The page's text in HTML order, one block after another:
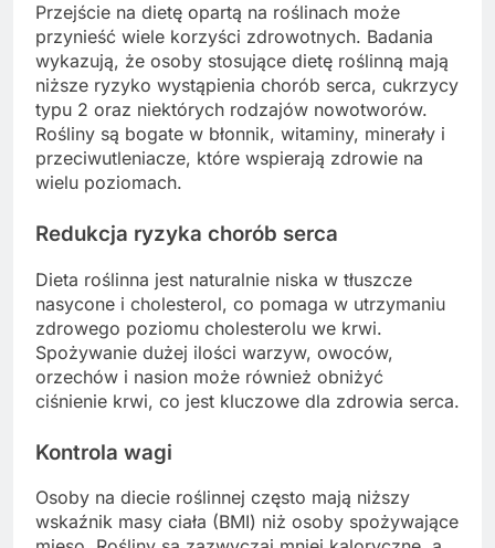
Przejście na dietę opartą na roślinach może
przynieść wiele korzyści zdrowotnych. Badania
wykazują, że osoby stosujące dietę roślinną mają
niższe ryzyko wystąpienia chorób serca, cukrzycy
typu 2 oraz niektórych rodzajów nowotworów.
Rośliny są bogate w błonnik, witaminy, minerały i
przeciwutleniacze, które wspierają zdrowie na
wielu poziomach.
Redukcja ryzyka chorób serca
Dieta roślinna jest naturalnie niska w tłuszcze
nasycone i cholesterol, co pomaga w utrzymaniu
zdrowego poziomu cholesterolu we krwi.
Spożywanie dużej ilości warzyw, owoców,
orzechów i nasion może również obniżyć
ciśnienie krwi, co jest kluczowe dla zdrowia serca.
Kontrola wagi
Osoby na diecie roślinnej często mają niższy
wskaźnik masy ciała (BMI) niż osoby spożywające